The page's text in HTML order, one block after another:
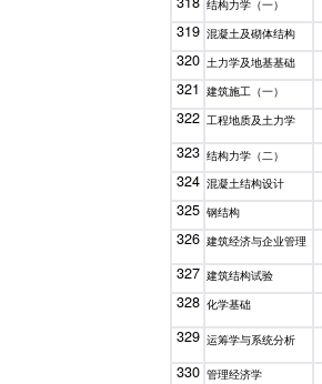
结构力学（一）
319 混凝土及砌体结构
320 土力学及地基基础
321 建筑施工（一）
322 工程地质及土力学
323 结构力学（二）
324 混凝土结构设计
325 钢结构
326 建筑经济与企业管理
327 建筑结构试验
328 化学基础
329 运筹学与系统分析
330 管理经济学